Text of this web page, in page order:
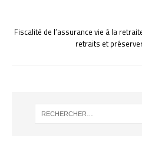
Fiscalité de l’assurance vie à la
retraits et